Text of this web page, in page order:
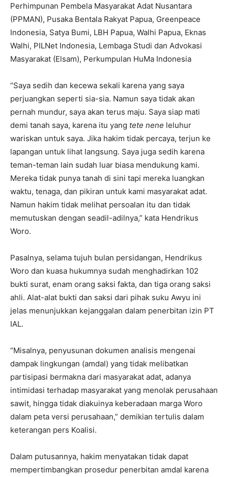
Perhimpunan Pembela Masyarakat Adat Nusantara
(PPMAN), Pusaka Bentala Rakyat Papua, Greenpeace
Indonesia, Satya Bumi, LBH Papua, Walhi Papua, Eknas
Walhi, PILNet Indonesia, Lembaga Studi dan Advokasi
Masyarakat (Elsam), Perkumpulan HuMa Indonesia
“Saya sedih dan kecewa sekali karena yang saya
perjuangkan seperti sia-sia. Namun saya tidak akan
pernah mundur, saya akan terus maju. Saya siap mati
demi tanah saya, karena itu yang tete nene leluhur
wariskan untuk saya. Jika hakim tidak percaya, terjun ke
lapangan untuk lihat langsung. Saya juga sedih karena
teman-teman lain sudah luar biasa mendukung kami.
Mereka tidak punya tanah di sini tapi mereka luangkan
waktu, tenaga, dan pikiran untuk kami masyarakat adat.
Namun hakim tidak melihat persoalan itu dan tidak
memutuskan dengan seadil-adilnya,” kata Hendrikus
Woro.
Pasalnya, selama tujuh bulan persidangan, Hendrikus
Woro dan kuasa hukumnya sudah menghadirkan 102
bukti surat, enam orang saksi fakta, dan tiga orang saksi
ahli. Alat-alat bukti dan saksi dari pihak suku Awyu ini
jelas menunjukkan kejanggalan dalam penerbitan izin PT
IAL.
“Misalnya, penyusunan dokumen analisis mengenai
dampak lingkungan (amdal) yang tidak melibatkan
partisipasi bermakna dari masyarakat adat, adanya
intimidasi terhadap masyarakat yang menolak perusahaan
sawit, hingga tidak diakuinya keberadaan marga Woro
dalam peta versi perusahaan,” demikian tertulis dalam
keterangan pers Koalisi.
Dalam putusannya, hakim menyatakan tidak dapat
mempertimbangkan prosedur penerbitan amdal karena